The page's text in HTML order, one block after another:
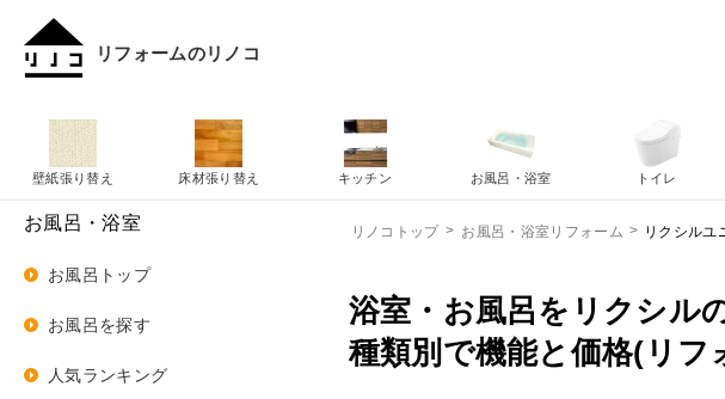
リフォームのリノコ
リノコトップ お風呂・浴室リフォーム リクシルユ
浴室・お風呂をリクシル
種類別で機能と価格(リフ
壁紙張り替え 床材張り替え キッチン お風呂・浴室 トイレ
お風呂・浴室
お風呂トップ
お風呂を探す
人気ランキング